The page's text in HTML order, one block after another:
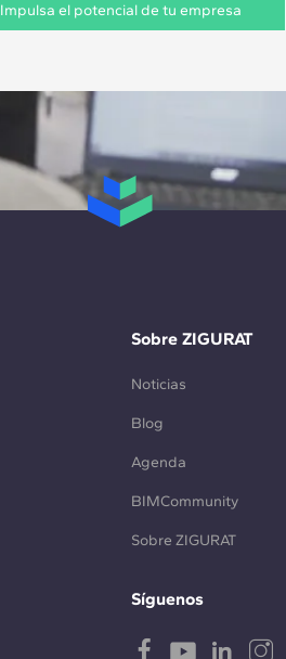
Impulsa el potencial de tu empresa
Sobre ZIGURAT
Noticias
Blog
Agenda
BIMCommunity
Sobre ZIGURAT
Síguenos